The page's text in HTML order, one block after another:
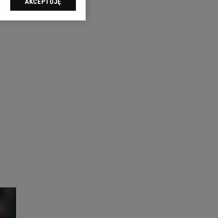
sp. z o.o., jej
swoje preferencje
celów identyfikacji.
reklam i treści,